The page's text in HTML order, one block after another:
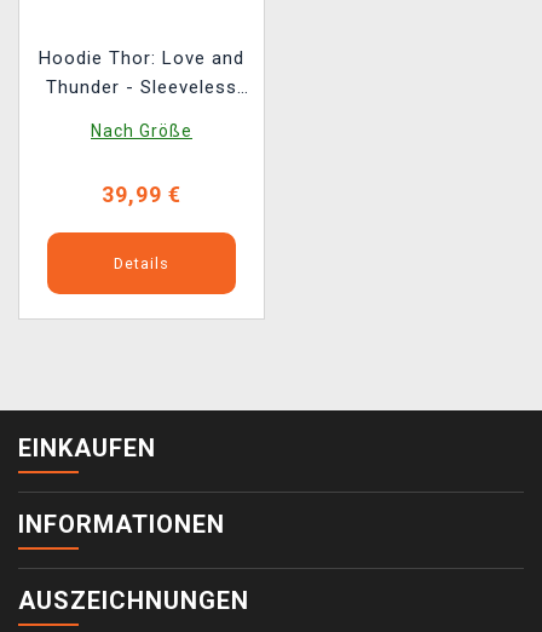
Hoodie Thor: Love and
Thunder - Sleeveless
Nach Größe
39,99 €
Details
EINKAUFEN
INFORMATIONEN
AUSZEICHNUNGEN